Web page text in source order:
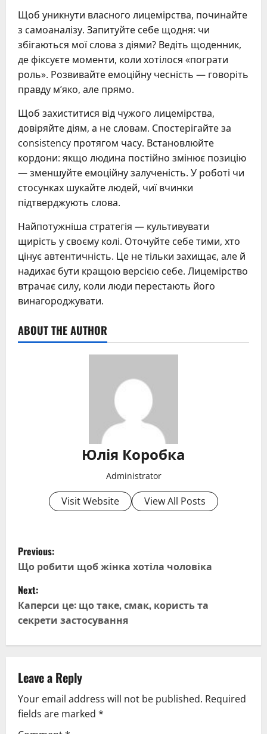
Щоб уникнути власного лицемірства, починайте
з самоаналізу. Запитуйте себе щодня: чи
збігаються мої слова з діями? Ведіть щоденник,
де фіксуєте моменти, коли хотілося «пограти
роль». Розвивайте емоційну чесність — говоріть
правду м’яко, але прямо.
Щоб захиститися від чужого лицемірства,
довіряйте діям, а не словам. Спостерігайте за
consistency протягом часу. Встановлюйте
кордони: якщо людина постійно змінює позицію
— зменшуйте емоційну залученість. У роботі чи
стосунках шукайте людей, чиї вчинки
підтверджують слова.
Найпотужніша стратегія — культивувати
щирість у своєму колі. Оточуйте себе тими, хто
цінує автентичність. Це не тільки захищає, але й
надихає бути кращою версією себе. Лицемірство
втрачає силу, коли люди перестають його
винагороджувати.
ABOUT THE AUTHOR
Юлія Коробка
Administrator
Visit Website View All Posts
P
o
s
t
n
a
v
i
Previous:
Що робити щоб жінка хотіла чоловіка
Next:
Каперси це: що таке, смак, користь та
секрети застосування
Leave a Reply
Your email address will not be published. Required
fields are marked *